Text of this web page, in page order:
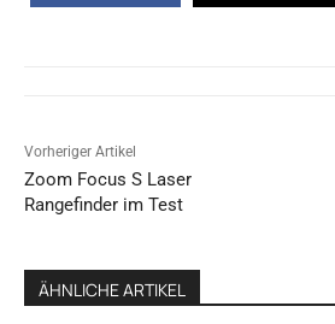
Vorheriger Artikel
Zoom Focus S Laser
Rangefinder im Test
ÄHNLICHE ARTIKEL